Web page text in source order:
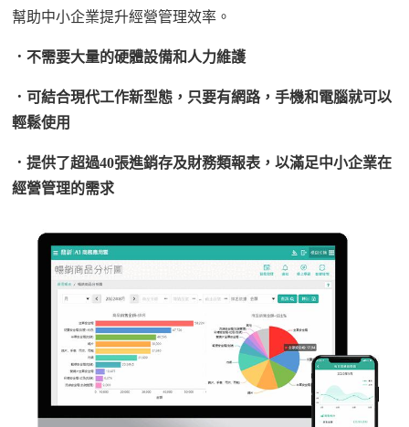
幫助中小企業提升經營管理效率。
．不需要大量的硬體設備和人力維護
． 可結合現代工作新型態，只要有網路，手機和電腦就可以
輕鬆使用
．提供了超過40張進銷存及財務類報表，以滿足中小企業在
經營管理的需求